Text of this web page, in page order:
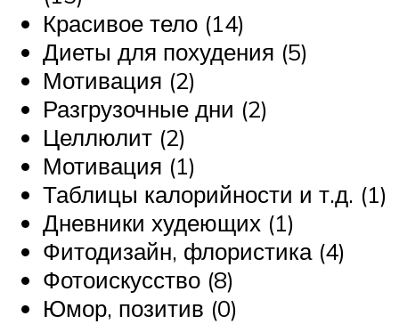
Красивое тело (14)
Диеты для похудения (5)
Мотивация (2)
Разгрузочные дни (2)
Целлюлит (2)
Мотивация (1)
Таблицы калорийности и т.д. (1)
Дневники худеющих (1)
Фитодизайн, флористика (4)
Фотоискусство (8)
Юмор, позитив (0)